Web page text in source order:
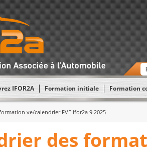
IFOR2A Formation initiale Formation
ve/calendrier FVE ifor2a 9 2025
des